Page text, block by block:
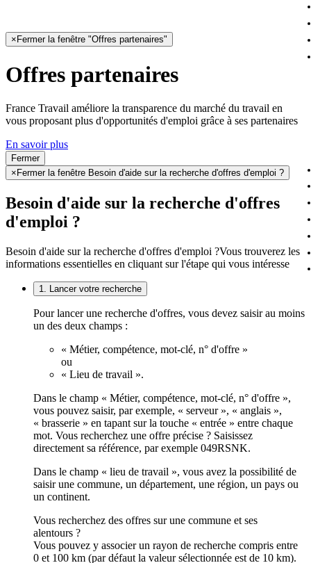
× Fermer la fenêtre "Offres partenaires"
Offres partenaires
France Travail améliore la transparence du marché du travail en
vous proposant plus d'opportunités d'emploi grâce à ses partenaires
En savoir plus
Fermer
× Fermer la fenêtre Besoin d'aide sur la recherche d'offres d'emploi ?
Besoin d'aide sur la recherche d'offres
d'emploi ?
Besoin d'aide sur la recherche d'offres d'emploi ?Vous trouverez les
informations essentielles en cliquant sur l'étape qui vous intéresse
1. Lancer votre recherche
Pour lancer une recherche d'offres, vous devez saisir au moins
un des deux champs :
« Métier, compétence, mot-clé, n° d'offre »
ou
« Lieu de travail ».
Dans le champ « Métier, compétence, mot-clé, n° d'offre »,
vous pouvez saisir, par exemple, « serveur », « anglais »,
« brasserie » en tapant sur la touche « entrée » entre chaque
mot. Vous recherchez une offre précise ? Saisissez
directement sa référence, par exemple 049RSNK.
Dans le champ « lieu de travail », vous avez la possibilité de
saisir une commune, un département, une région, un pays ou
un continent.
Vous recherchez des offres sur une commune et ses
alentours ?
Vous pouvez y associer un rayon de recherche compris entre
0 et 100 km (par défaut la valeur sélectionnée est de 10 km).